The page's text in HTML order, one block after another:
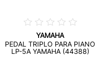
YAMAHA
PEDAL TRIPLO PARA PIANO
LP-5A YAMAHA (44388)